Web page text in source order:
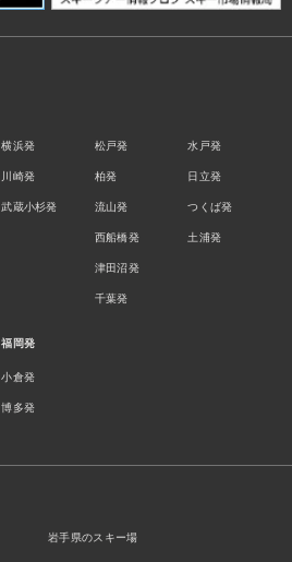
横浜発
川崎発
武蔵小杉発
松戸発
柏発
流山発
西船橋発
津田沼発
千葉発
水戸発
日立発
つくば発
土浦発
福岡発
小倉発
博多発
岩手県のスキー場